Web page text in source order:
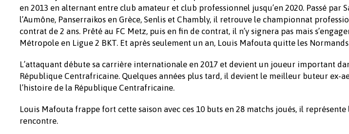
en 2013 en alternant entre club amateur et club professionnel jusqu’en 2020. Passé par
l’Aumône, Panserraikos en Grèce, Senlis et Chambly, il retrouve le championnat
contrat de 2 ans. Prêté au FC Metz, puis en fin de contrat, il n’y signera pas mais
Métropole en Ligue 2 BKT. Et après seulement un an, Louis Mafouta quitte les
L’attaquant débute sa carrière internationale en 2017 et devient un joueur important
République Centrafricaine. Quelques années plus tard, il devient le meilleur buteur ex-
l’histoire de la République Centrafricaine.
Louis Mafouta frappe fort cette saison avec ces 10 buts en 28 matchs joués, il
rencontre.